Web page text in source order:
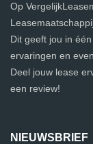
Op
Dit geeft jou in
ervaringen en
Deel jouw lease
een review!
NIEUWSBRIEF